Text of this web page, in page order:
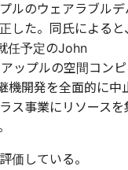
ルのウェアラブルデ
した。同氏によると
任予定のJohn
ップルの空間コンピ
機開発を全面的に中
ス事業にリソースを
価している。